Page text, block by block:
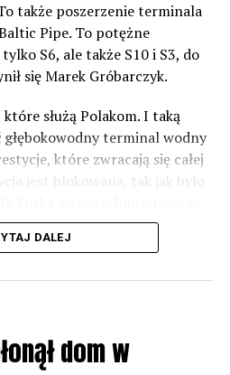
także poszerzenie terminala
Pipe. To potężne
S6, ale także S10 i S3, do
się Marek Gróbarczyk.
służą Polakom. I taką
terminal wodny
które zwracają się całej
jest blokowana, tak jak było
Zachodniego Pomorza,
powiedział, że jest naszą
na kandydatów PiS 9
będą toczyły się
DALEJ
dom w